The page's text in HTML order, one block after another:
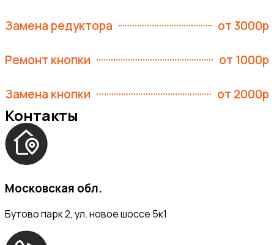
Замена редуктора от 3000р
Ремонт кнопки от 1000р
Замена кнопки от 2000р
Контакты
Московская обл.
Бутово парк 2, ул. новое шоссе 5к1